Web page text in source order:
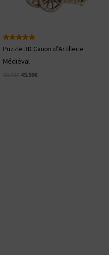
Note
5.00
sur 5
Puzzle 3D Canon d’Artillerie
Médiéval
Le
45.99€Le